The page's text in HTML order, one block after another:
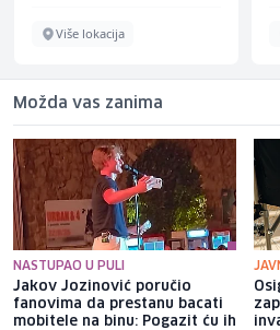
Više lokacija
Možda vas zanima
NASTUPAO U PULI
Jakov Jozinović poručio
fanovima da prestanu bacati
mobitele na binu: Pogazit ću ih